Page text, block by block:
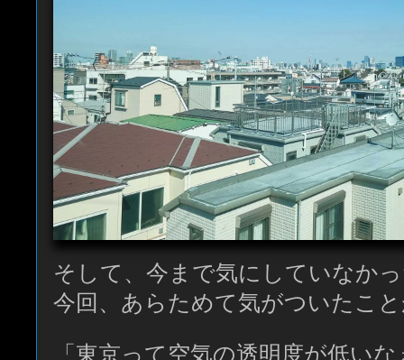
そして、今まで気にしていなか
今回、あらためて気がついたこ
「東京って空気の透明度が低い